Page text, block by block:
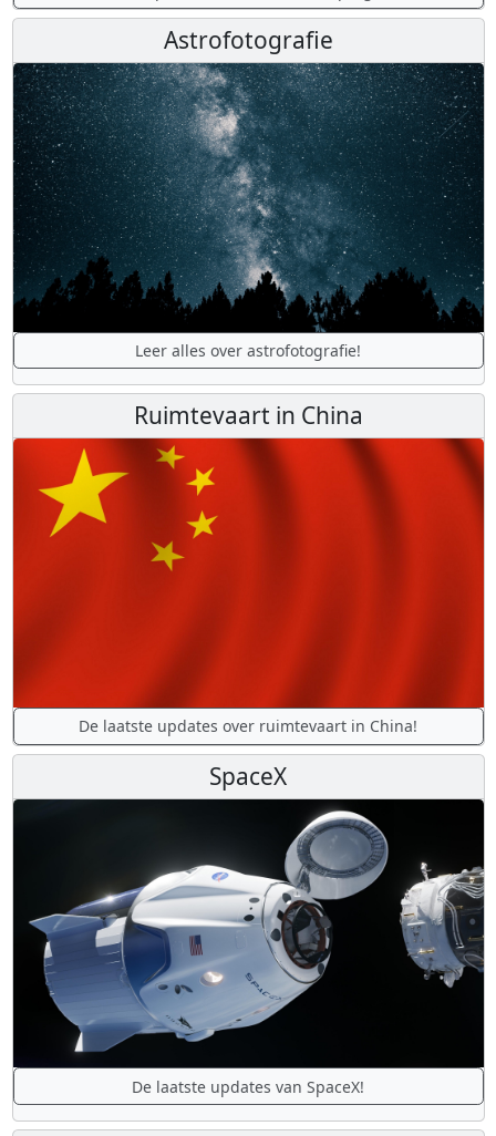
Astrofotografie
Leer alles over astrofotografie!
Ruimtevaart in China
De laatste updates over ruimtevaart in China!
SpaceX
De laatste updates van SpaceX!